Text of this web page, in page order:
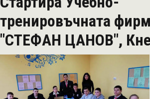
дейност
в
училищата
в
Гоце
Делчев
тренировъчната
"СТЕФАН ЦАНОВ",